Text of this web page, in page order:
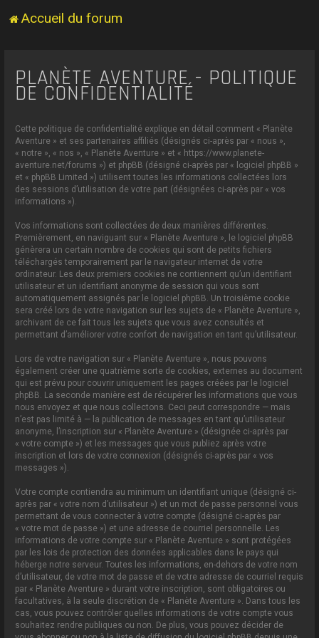
Accueil du forum
PLANÈTE AVENTURE - POLITIQUE
DE CONFIDENTIALITÉ
Cette politique de confidentialité explique en détail comment « Planète
Aventure » et ses partenaires affiliés (désignés ci-après par « nous »,
« notre », « nos », « Planète Aventure » et « https://www.planete-
aventure.net/forums ») et phpBB (désigné ci-après par « logiciel phpBB »
et « phpBB Limited ») utilisent toutes les informations collectées lors
des sessions d’utilisation de votre part (désignées ci-après par « vos
informations »).
Vos informations sont collectées de deux manières différentes.
Premièrement, en naviguant sur « Planète Aventure », le logiciel phpBB
génèrera un certain nombre de cookies qui sont de petits fichiers
téléchargés temporairement par le navigateur internet de votre
ordinateur. Les deux premiers cookies ne contiennent qu’un identifiant
utilisateur et un identifiant anonyme de session qui vous sont
automatiquement assignés par le logiciel phpBB. Un troisième cookie
sera créé lors de votre navigation sur les sujets de « Planète Aventure »,
archivant de ce fait tous les sujets que vous avez consultés et
permettant d’améliorer votre confort de navigation en tant qu’utilisateur.
Lors de votre navigation sur « Planète Aventure », nous pouvons
également créer une quatrième sorte de cookies, externes au document
qui est prévu pour couvrir uniquement les pages créées par le logiciel
phpBB. La seconde manière est de récupérer les informations que vous
nous envoyez et que nous collectons. Ceci peut correspondre — mais
n’est pas limité à — la publication de messages en tant qu’utilisateur
anonyme, l’inscription sur « Planète Aventure » (désignée ci-après par
« votre compte ») et les messages que vous publiez après votre
inscription et lors de votre connexion (désignés ci-après par « vos
messages »).
Votre compte contiendra au minimum un identifiant unique (désigné ci-
après par « votre nom d’utilisateur ») et un mot de passe personnel vous
permettant de vous connecter à votre compte (désigné ci-après par
« votre mot de passe ») et une adresse de courriel personnelle. Les
informations de votre compte sur « Planète Aventure » sont protégées
par les lois de protection des données applicables dans le pays qui
héberge notre serveur. Toutes les informations, en-dehors de votre nom
d’utilisateur, de votre mot de passe et de votre adresse de courriel requis
par « Planète Aventure » durant votre inscription, sont obligatoires ou
facultatives, à la seule discrétion de « Planète Aventure ». Dans tous les
cas, vous pouvez contrôler quelles informations de votre compte vous
souhaitez rendre publiques ou non. De plus, vous pouvez décider de